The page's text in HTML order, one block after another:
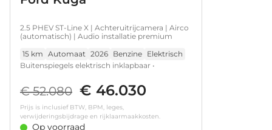
2.5 PHEV ST-Line X | Achteruitrijcamera | Airco
(automatisch) | Audio installatie premium
15 km Automaat 2026 Benzine Elektrisch
Buitenspiegels elektrisch inklapbaar •
Bluetooth telefoonvoorbereiding •
Navigatiesysteem full map • Stuurwiel
verwarmd • Ergonomische voorstoel(en) •
Achteruitrijcamera • Airco (automatisch) •
€ 52.080 € 46.030
Prijs is inclusief BTW, BPM, leges,
verwijderingsbijdrage en rijklaarmaakkosten.
Op voorraad